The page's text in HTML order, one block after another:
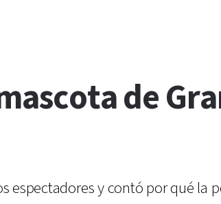
de
espectadores y contó por qué la